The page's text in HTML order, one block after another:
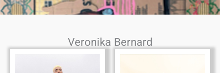
Veronika Bernard